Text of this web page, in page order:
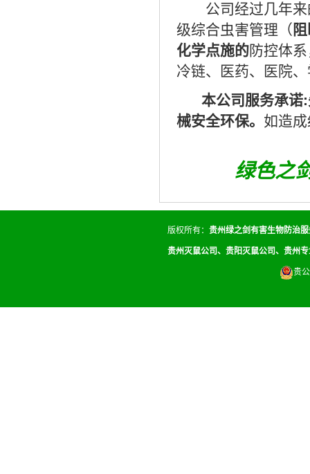
公司经过几年
级综合虫害管理（
化学点施的防控体
冷链、医药、医院
本公司服务承诺:
械安全环保。 如造
绿色之
版权所有： 贵州绿之剑有害生物防治
贵州灭鼠公司、贵阳灭鼠公司、贵州
贵